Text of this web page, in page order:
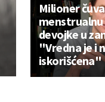
Milioner čuva
devojke u
"Vredna je i
iskorišćena"